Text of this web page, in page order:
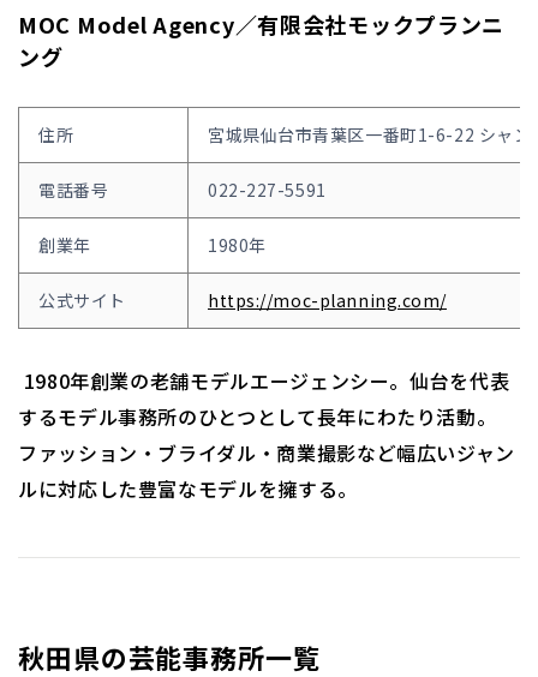
MOC Model Agency／有限会社モックプランニ
ング
住所 宮城県仙台市青葉区一番町1-6-22 シャ
電話番号 022-227-5591
創業年 1980年
公式サイト https://moc-planning.com/
1980年創業の老舗モデルエージェンシー。仙台を代表
するモデル事務所のひとつとして長年にわたり活動。
ファッション・ブライダル・商業撮影など幅広いジャン
ルに対応した豊富なモデルを擁する。
秋田県の芸能事務所一覧